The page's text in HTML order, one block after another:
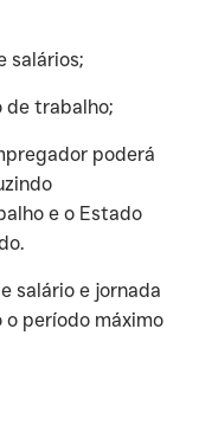
salários;
de trabalho;
poderá
e o Estado
salário e jornada
período máximo